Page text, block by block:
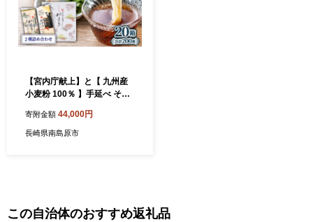
【宮内庁献上】と【 九州産
小麦粉 100％ 】手延べ そう
麺 島原そうめん 麺 / 南島原
市 / 川上製麺 [SCM012]
寄附金額 44,000円
長崎県南島原市
この自治体のおすすめ返礼品